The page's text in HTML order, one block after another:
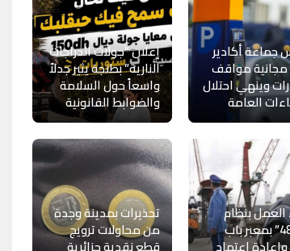
أكادير
مواقف
وينهي احتلال
العامة
إعلان “جولات الدراجات
النارية” بطنجة يثير جدلاً
واسعاً حول السلامة
والضوابط القانونية
العمل بنظام
“48/24” بمعبر باب
تحذيرات بمدينة وجدة
من محاولات ترويج